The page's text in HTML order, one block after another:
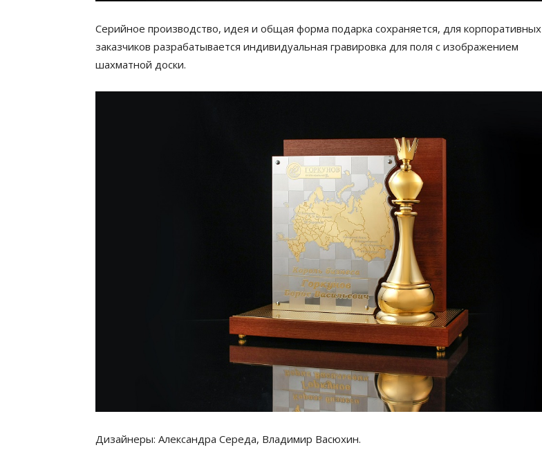
Серийное производство, идея и общая форма подарка сохраняется, для корпоративных
заказчиков разрабатывается индивидуальная гравировка для поля с изображением
шахматной доски.
Дизайнеры: Александра Середа, Владимир Васюхин.